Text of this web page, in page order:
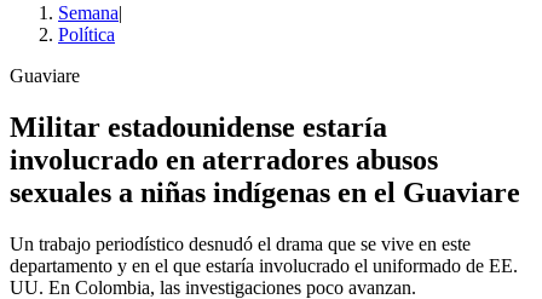
Semana|
Política
Guaviare
Militar estadounidense estaría
involucrado en aterradores abusos
sexuales a niñas indígenas en el Guaviare
Un trabajo periodístico desnudó el drama que se vive en este
departamento y en el que estaría involucrado el uniformado de EE.
UU. En Colombia, las investigaciones poco avanzan.